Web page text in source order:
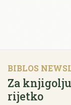
BIBLOS
Za
rijetko